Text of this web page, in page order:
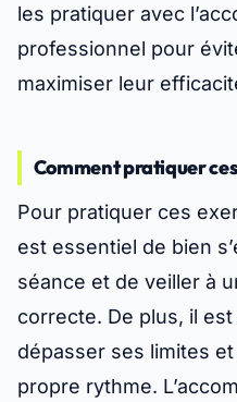
les pratiquer avec
professionnel pour
maximiser leur
Comment pratiquer
Pour pratiquer ces
est essentiel de bien
séance et de veiller à
correcte. De plus, il
dépasser ses limites
propre rythme.